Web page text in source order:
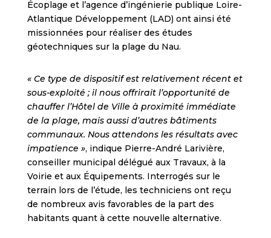
Écoplage et l’agence d’ingénierie publique Loire-
Atlantique Développement (LAD) ont ainsi été
missionnées pour réaliser des études
géotechniques sur la plage du Nau.
« Ce type de dispositif est relativement récent et
sous-exploité ; il nous offrirait l’opportunité de
chauffer l’Hôtel de Ville à proximité immédiate
de la plage, mais aussi d’autres bâtiments
communaux. Nous attendons les résultats avec
impatience », indique Pierre-André Larivière,
conseiller municipal délégué aux Travaux, à la
Voirie et aux Équipements. Interrogés sur le
terrain lors de l’étude, les techniciens ont reçu
de nombreux avis favorables de la part des
habitants quant à cette nouvelle alternative.